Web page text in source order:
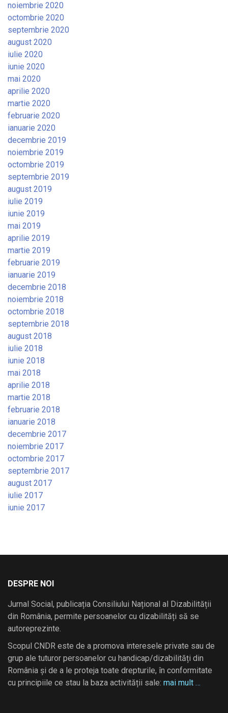
noiembrie 2020
octombrie 2020
septembrie 2020
august 2020
iulie 2020
iunie 2020
mai 2020
aprilie 2020
martie 2020
februarie 2020
ianuarie 2020
decembrie 2019
noiembrie 2019
octombrie 2019
septembrie 2019
august 2019
iulie 2019
iunie 2019
mai 2019
aprilie 2019
martie 2019
februarie 2019
ianuarie 2019
decembrie 2018
noiembrie 2018
octombrie 2018
septembrie 2018
august 2018
iulie 2018
iunie 2018
mai 2018
aprilie 2018
martie 2018
februarie 2018
ianuarie 2018
decembrie 2017
noiembrie 2017
octombrie 2017
septembrie 2017
august 2017
iulie 2017
iunie 2017
DESPRE NOI
Jurnal Social, publicația Consiliului Național al Dizabilității
din România, permite persoanelor cu dizabilități să se
autoreprezinte.
Scopul CNDR este de a promova interesele private sau de
grup ale tuturor persoanelor cu handicap/dizabilități din
România și de a le proteja toate drepturile, în conformitate
cu principiile ce stau la baza activității sale: mai mult …